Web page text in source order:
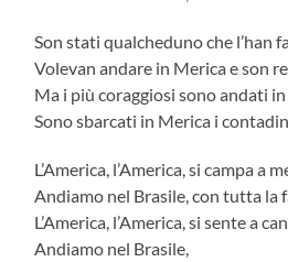
Son stati qualcheduno che l’han
Volevan andare in Merica e son
Ma i più coraggiosi sono andati
Sono sbarcati in Merica i
L’America, l’America, si campa a
Andiamo nel Brasile, con tutta la
L’America, l’America, si sente a
Andiamo nel Brasile,